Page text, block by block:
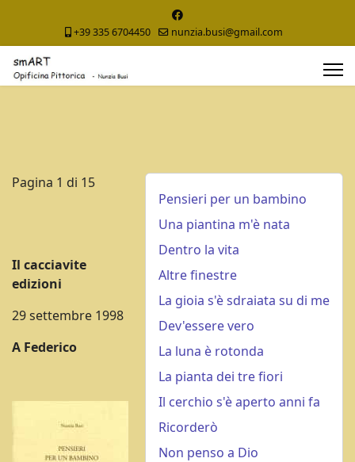
+39 335 6704450 nunzia.busi@gmail.com
Pensieri per un bambino
Una piantina m'è nata
Dentro la vita
Altre finestre
La gioia s'è sdraiata su di me
Dev'essere vero
La luna è rotonda
La pianta dei tre fiori
Il cerchio s'è aperto anni fa
Ricorderò
Non penso a Dio
Pagina 1 di 15
Il cacciavite
edizioni
29 settembre 1998
A Federico